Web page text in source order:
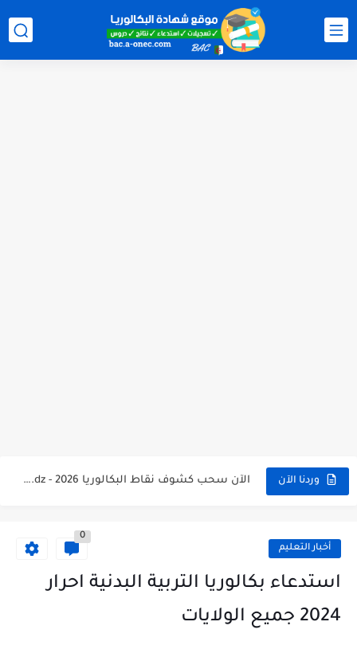
وردنا الآن الآن كشف نقاط المترشح الراسب في بكالوريا 2026 Relevé de...
استخراج كشف نقاط شهادة البكالوريا 2026 bac.onec.dz relevè أخبار التعليم
0
استدعاء بكالوريا التربية البدنية احرار
2024 جميع الولايات